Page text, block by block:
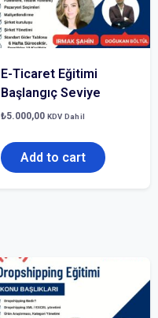
E-Ticaret Eğitimi
Başlangıç Seviye
₺5.000,00 KDV Dahil
Add to cart